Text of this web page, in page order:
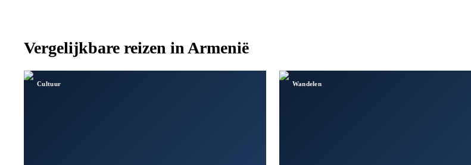
Vergelijkbare reizen in Armenië
Cultuur Wandelen